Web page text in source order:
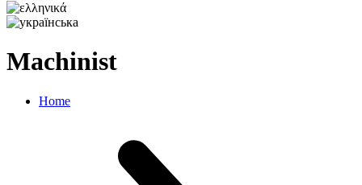
Machinist
Home